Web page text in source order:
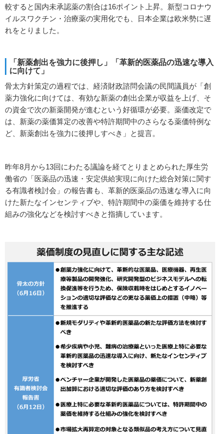
較すると国内未承認薬の割合は16ポイント上昇。新型コロナウ
イルスワクチン・治療薬の実用化でも、日本企業は欧米勢に遅
れをとりました。
「新薬創出を強力に後押し」「革新的医薬品の迅速な導入
に向けて」
骨太方針策定の過程では、経済財政諮問会議の民間議員が「創
薬力強化に向けては、有効な新薬の創出企業が収益を上げ、そ
の資金で次の新薬開発が進むという好循環が必要。薬価改定で
は、新薬の薬価算定の改善や特許期間中のさらなる薬価特例な
ど、新薬創出を強力に後押しすべき」と提言。
昨年8月から13回にわたる議論を経てとりまとめられた厚生労
働省の「医薬品の迅速・安定供給実現に向けた総合対策に関す
る有識者検討会」の報告書も、革新的医薬品の迅速な導入に向
けた新たなインセンティブや、特許期間中の薬価を維持する仕
組みの強化などを検討すべきと指摘しています。